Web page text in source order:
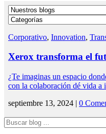
Corporativo, Innovation,
Xerox transforma el
¿Te imaginas un espacio
con la colaboración dé vida a
septiembre 13, 2024 | 0